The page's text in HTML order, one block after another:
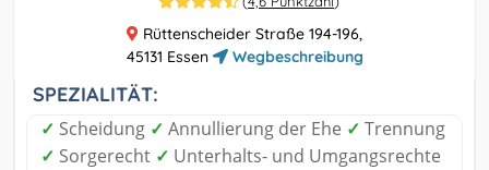
Rüttenscheider Straße 194-196,
45131 Essen
Wegbeschreibung
SPEZIALITÄT:
✓ Scheidung ✓ Annullierung der Ehe ✓ Trennung
✓ Sorgerecht ✓ Unterhalts- und Umgangsrechte